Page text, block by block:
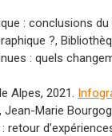
: conclusions du
?,
: quels
Alpes, 2021.
Jean-Marie
retour